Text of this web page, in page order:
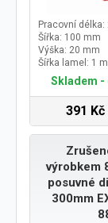
Pracovní délka:
Šířka: 100 mm
Výška: 20 mm
Šířka lamel: 1
Skladem -
391 Kč
výrobkem
posuvné
300mm